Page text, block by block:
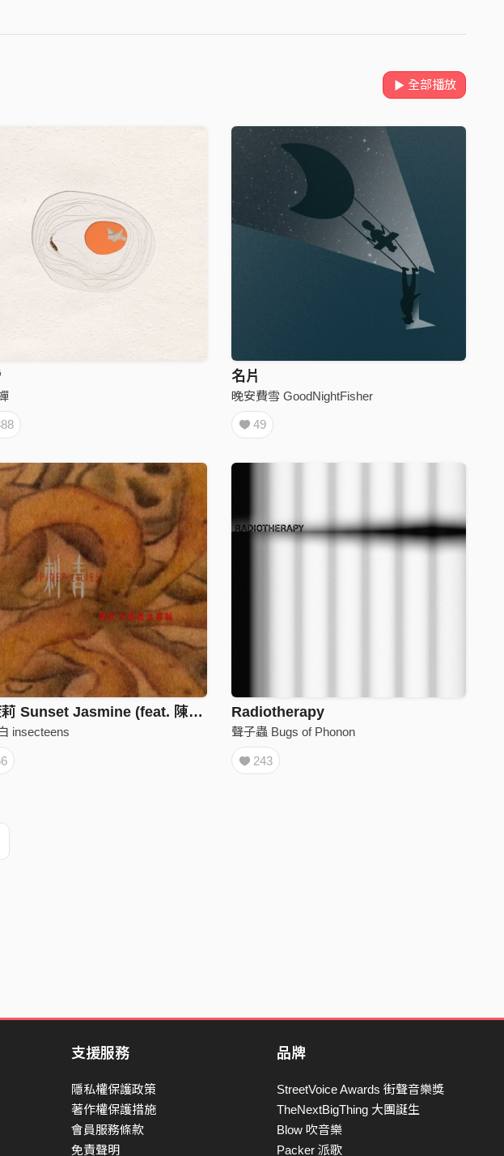
全部播放
名片
晚安費雪 GoodNightFisher
49
霞茉莉 Sunset Jasmine (feat. 陳建騏 George Chen)
insecteens
Radiotherapy
聲子蟲 Bugs of Phonon
243
支援服務
隱私權保護政策
著作權保護措施
會員服務條款
免責聲明
品牌
StreetVoice Awards 街聲音樂獎
TheNextBigThing 大團誕生
Blow 吹音樂
Packer 派歌